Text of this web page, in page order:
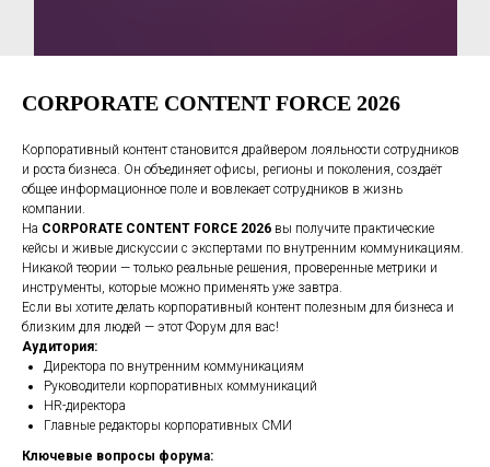
CORPORATE CONTENT FORCE 2026
Корпоративный контент становится драйвером лояльности сотрудников
и роста бизнеса. Он объединяет офисы, регионы и поколения, создаёт
общее информационное поле и вовлекает сотрудников в жизнь
компании.
На CORPORATE CONTENT FORCE 2026 вы получите практические
кейсы и живые дискуссии с экспертами по внутренним коммуникациям.
Никакой теории — только реальные решения, проверенные метрики и
инструменты, которые можно применять уже завтра.
Если вы хотите делать корпоративный контент полезным для бизнеса и
близким для людей — этот Форум для вас!
Аудитория:
Директора по внутренним коммуникациям
Руководители корпоративных коммуникаций
HR-директора
Главные редакторы корпоративных СМИ
Ключевые вопросы форума: